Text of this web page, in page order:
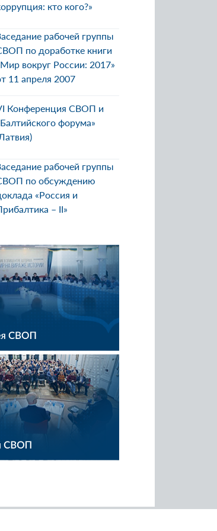
кто кого?»
рабочей группы
по доработке книги
вокруг России: 2017»
11 апреля 2007
Конференция СВОП и
форума»
рабочей группы
по обсуждению
«Россия и
– II»